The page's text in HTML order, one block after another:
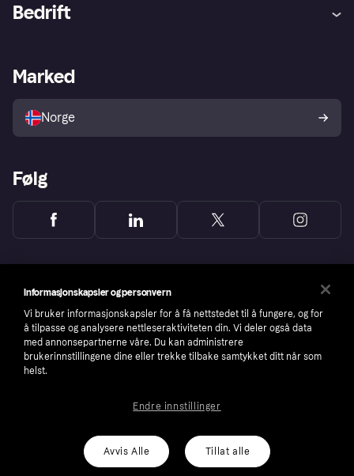
Utforsk butikker
Bedrift
Merchant portal
Marked
Norge
Følg
number: 556737-0431
Cookies Klarna.com
Informasjonskapsler og personvern
Vi bruker informasjonskapsler for å få nettstedet til å fungere, og for
å tilpasse og analysere nettleseraktiviteten din. Vi deler også data
med annonsepartnerne våre. Du kan administrere
brukerinnstillingene dine eller trekke tilbake samtykket ditt når som
helst.
Avvis Alle Tillat alle
Endre innstillinger